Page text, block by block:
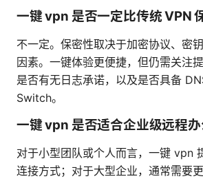
一键 vpn 是否一定比传统 VPN
不一定。保密性取决于加密协议、密
因素。一键体验更便捷，但仍需关注
是否有无日志承诺，以及是否具备
Switch。
一键 vpn 是否适合企业级远程办
对于小型团队或个人而言，一键 vpn
连接方式；对于大型企业，通常需要